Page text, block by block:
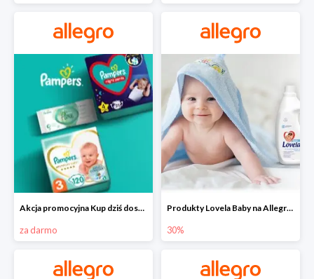
Akcja promocyjna Kup dziś dostawa jutro
za darmo
Produkty Lovela Baby na Allegro do -30%
30%